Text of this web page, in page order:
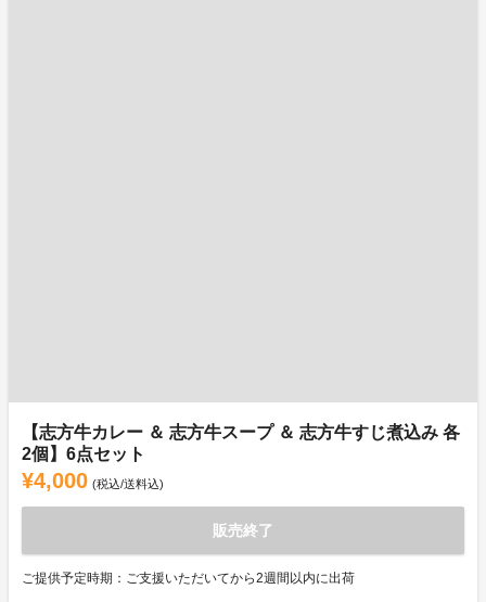
【志方牛カレー ＆ 志方牛スープ ＆ 志方牛すじ煮込み 各
2個】6点セット
¥4,000 (税込/送料込)
販売終了
ご提供予定時期：ご支援いただいてから2週間以内に出荷